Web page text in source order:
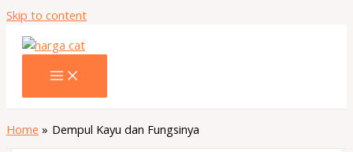
Skip to content
Home Dempul Kayu dan Fungsinya